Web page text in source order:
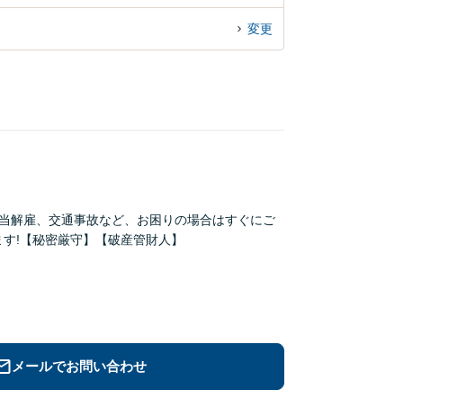
変更
解雇、交通事故など、お困りの場合はすぐにご
!【秘密厳守】【破産管財人】
メールでお問い合わせ